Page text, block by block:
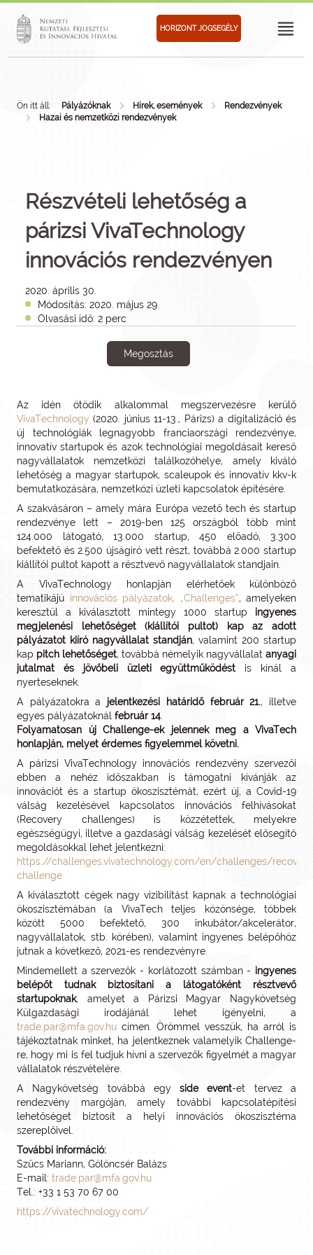
HORIZONT JOGSEGÉLY
Ön itt áll: Pályázóknak Hírek, események
Rendezvények
Hazai és nemzetközi rendezvények
Részvételi lehetőség a
párizsi VivaTechnology
innovációs rendezvényen
2020. április 30.
Módosítás: 2020. május 29.
Olvasási idő: 2 perc
Megosztás
Az idén ötödik alkalommal megszervezésre kerülő
VivaTechnology (2020. június 11-13., Párizs) a digitalizáció és
új technológiák legnagyobb franciaországi rendezvénye,
innovatív startupok és azok technológiai megoldásait kereső
nagyvállalatok nemzetközi találkozóhelye, amely kiváló
lehetőség a magyar startupok, scaleupok és innovatív kkv-k
bemutatkozására, nemzetközi üzleti kapcsolatok építésére.
A szakvásáron – amely mára Európa vezető tech és startup
rendezvénye lett – 2019-ben 125 országból több mint
124.000 látogató, 13.000 startup, 450 előadó, 3.300
befektető és 2.500 újságíró vett részt, továbbá 2.000 startup
kiállítói pultot kapott a résztvevő nagyvállalatok standjain.
A VivaTechnology honlapján elérhetőek különböző
tematikájú innovációs pályázatok, „Challenges”, amelyeken
keresztül a kiválasztott mintegy 1000 startup ingyenes
megjelenési lehetőséget (kiállítói pultot) kap az adott
pályázatot kiíró nagyvállalat standján, valamint 200 startup
kap pitch lehetőséget, továbbá némelyik nagyvállalat anyagi
jutalmat és jövőbeli üzleti együttműködést is kínál a
nyerteseknek.
A pályázatokra a jelentkezési határidő február 21., illetve
egyes pályázatoknál február 14
Folyamatosan új Challenge-ek jelennek meg a VivaTech
honlapján, melyet érdemes figyelemmel követni.
A párizsi VivaTechnology innovációs rendezvény szervezői
ebben a nehéz időszakban is támogatni kívánják az
innovációt és a startup ökoszisztémát, ezért új, a Covid-19
válság kezelésével kapcsolatos innovációs felhívásokat
(Recovery challenges) is közzétettek, melyekre
egészségügyi, illetve a gazdasági válság kezelését elősegítő
megoldásokkal lehet jelentkezni:
https://challenges.vivatechnology.com/en/challenges/
challenge
A kiválasztott cégek nagy vizibilitást kapnak a technológiai
ökoszisztémában (a VivaTech teljes közönsége, többek
között 5000 befektető, 300 inkubátor/akcelerátor,
nagyvállalatok, stb. körében), valamint ingyenes belépőhöz
jutnak a következő, 2021-es rendezvényre.
Mindemellett a szervezők - korlátozott számban - ingyenes
belépőt tudnak biztosítani a látogatóként résztvevő
startupoknak, amelyet a Párizsi Magyar Nagykövetség
Külgazdasági irodájánál lehet igényelni, a
trade.par@mfa.gov.hu címen. Örömmel vesszük, ha arról is
tájékoztatnak minket, ha jelentkeznek valamelyik Challenge-
re, hogy mi is fel tudjuk hívni a szervezők figyelmét a magyar
vállalatok részvételére.
A Nagykövetség továbbá egyside event-et tervez a
rendezvény margóján, amely további kapcsolatépítési
lehetőséget biztosít a helyi innovációs ökoszisztéma
szereplőivel.
További információ:
Szűcs Mariann, Gölöncsér Balázs
E-mail: trade.par@mfa.gov.hu
Tel.: +33 1 53 70 67 00
https://vivatechnology.com/